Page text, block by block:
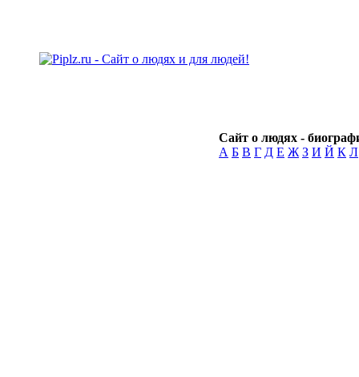
Сайт о людях -
А Б В Г Д Е Ж З И Й К Л